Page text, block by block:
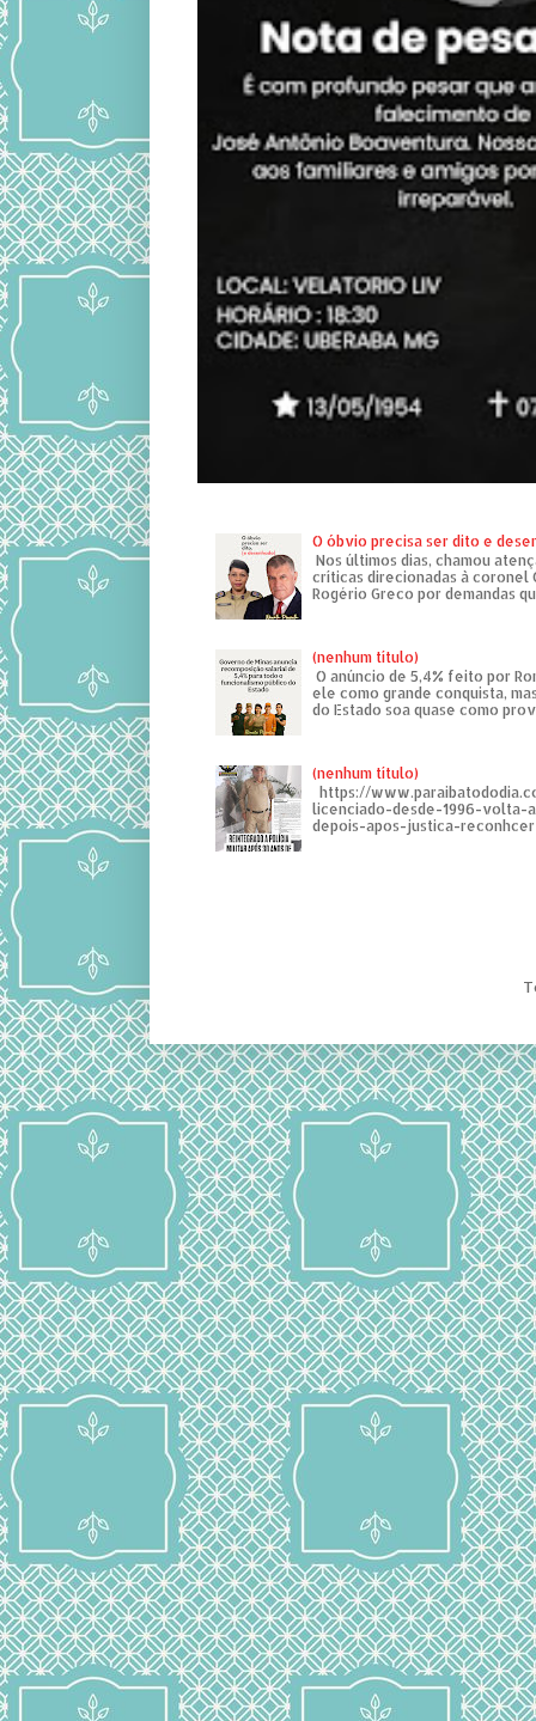
O óbvio precisa ser dito e
Nos últimos dias, chamou
críticas direcionadas à coronel
Rogério Greco por demandas
(nenhum título)
O anúncio de 5,4% feito por
ele como grande conquista,
do Estado soa quase como
(nenhum título)
https://
licenciado-desde-1996-volta-
depois-apos-justica-